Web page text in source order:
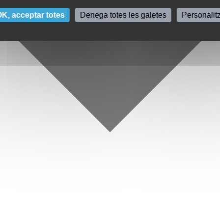
acceptar totes Denega totes les galetes